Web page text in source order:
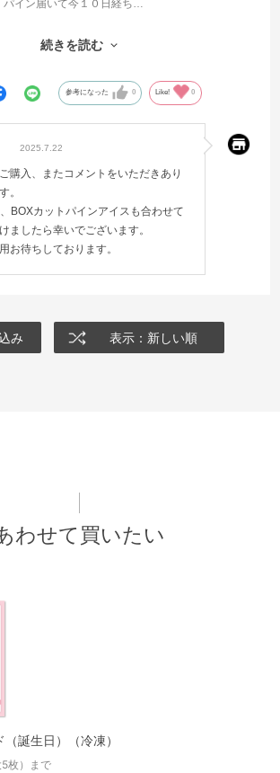
パイン届いて今１０日経ち…
続きを読む
参考になった 0 Like! 0
2025.7.22
購入、またコメントをいただきあり
。
BOXカットパインアイスも合わせて
ましたら幸いでございます。
お待ちしております。
み 表示：新しい順
わせて買いたい
誕生日）（冷凍）
枚）まで